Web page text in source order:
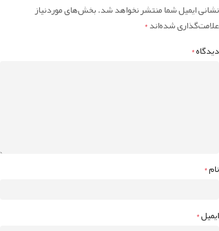
نشانی ایمیل شما منتشر نخواهد شد.بخش‌های موردنیاز
علامت‌گذاری شده‌اند*
دیدگاه*
نام*
ایمیل*